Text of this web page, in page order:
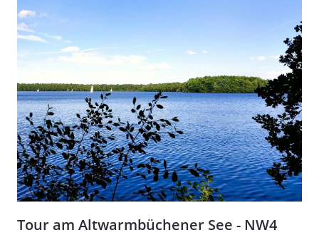
Tour am Altwarmbüchener See - NW4